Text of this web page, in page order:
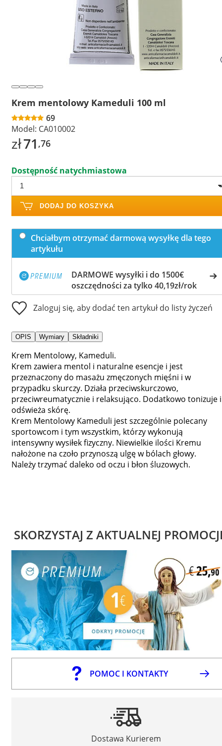
Krem mentolowy Kameduli 100 ml
69
Model: CA010002
zł71 ,76
Dostępność natychmiastowa
DODAJ DO KOSZYKA
Chciałbym otrzymać darmową wysyłkę dla tego
artykułu
DARMOWE wysyłki i do 1500€
oszczędności za tylko 40,19zł/rok
Zaloguj się, aby dodać ten artykuł do listy życzeń
OPIS Wymiary Składniki
Krem Mentolowy, Kameduli.
Krem zawiera mentol i naturalne esencje i jest
przeznaczony do masażu zmęczonych mięśni i w
przypadku skurczy. Działa przeciwskurczowo,
przeciwreumatycznie i relaksująco. Dodatkowo tonizuje i
odświeża skórę.
Krem Mentolowy Kameduli jest szczególnie polecany
sportowcom i tym wszystkim, którzy wykonują
intensywny wysiłek fizyczny. Niewielkie ilości Kremu
nałożone na czoło przynoszą ulgę w bólach głowy.
Należy trzymać daleko od oczu i błon śluzowych.
SKORZYSTAJ Z AKTUALNEJ
POMOC I KONTAKTY
Dostawa Kurierem